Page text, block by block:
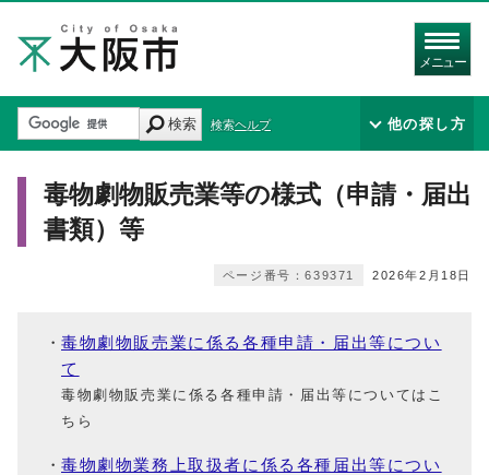
メニュー
検索 検索ヘルプ 他の探し方
毒物劇物販売業等の様式（申請・届出
書類）等
2026年2月18日
ページ番号：639371
毒物劇物販売業に係る各種申請・届出等につい
て
毒物劇物販売業に係る各種申請・届出等についてはこ
ちら
毒物劇物業務上取扱者に係る各種届出等につい